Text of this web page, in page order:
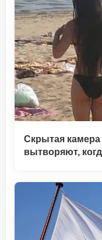
Скрытая
вытворяют,